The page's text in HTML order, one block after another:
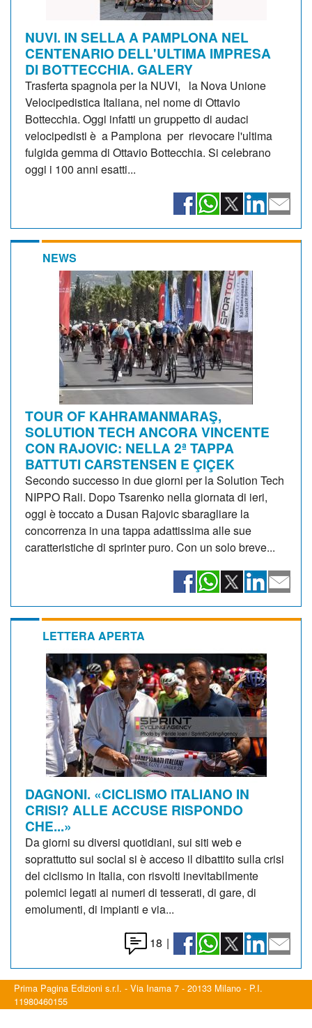
NUVI. IN SELLA A PAMPLONA NEL
CENTENARIO DELL'ULTIMA IMPRESA
DI BOTTECCHIA. GALERY
Trasferta spagnola per la NUVI, la Nova Unione
Velocipedistica Italiana, nel nome di Ottavio
Bottecchia. Oggi infatti un gruppetto di audaci
velocipedisti è a Pamplona per rievocare l'ultima
fulgida gemma di Ottavio Bottecchia. Si celebrano
oggi i 100 anni esatti...
NEWS
TOUR OF KAHRAMANMARAŞ,
SOLUTION TECH ANCORA VINCENTE
CON RAJOVIC: NELLA 2ª TAPPA
BATTUTI CARSTENSEN E ÇIÇEK
Secondo successo in due giorni per la Solution Tech
NIPPO Rali. Dopo Tsarenko nella giornata di ieri,
oggi è toccato a Dusan Rajovic sbaragliare la
concorrenza in una tappa adattissima alle sue
caratteristiche di sprinter puro. Con un solo breve...
LETTERA APERTA
DAGNONI. «CICLISMO ITALIANO IN
CRISI? ALLE ACCUSE RISPONDO
CHE...»
Da giorni su diversi quotidiani, sui siti web e
soprattutto sui social si è acceso il dibattito sulla crisi
del ciclismo in Italia, con risvolti inevitabilmente
polemici legati ai numeri di tesserati, di gare, di
emolumenti, di impianti e via...
18 |
Prima Pagina Edizioni s.r.l. - Via Inama 7 - 20133 Milano - P.I.
11980460155